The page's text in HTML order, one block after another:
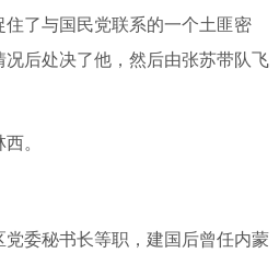
了与国民党联系的一个土匪密
后处决了他，然后由张苏带队飞
。
委秘书长等职，建国后曾任内蒙